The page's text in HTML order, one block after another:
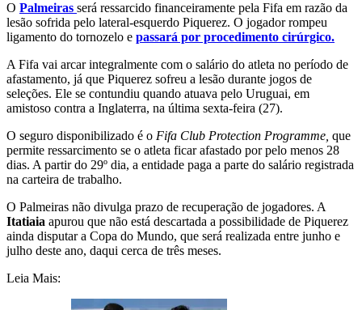
O Palmeiras será ressarcido financeiramente pela Fifa em razão da
lesão sofrida pelo lateral-esquerdo Piquerez. O jogador rompeu
ligamento do tornozelo e passará por procedimento cirúrgico.
A Fifa vai arcar integralmente com o salário do atleta no período de
afastamento, já que Piquerez sofreu a lesão durante jogos de
seleções. Ele se contundiu quando atuava pelo Uruguai, em
amistoso contra a Inglaterra, na última sexta-feira (27).
O seguro disponibilizado é o Fifa Club Protection Programme, que
permite ressarcimento se o atleta ficar afastado por pelo menos 28
dias. A partir do 29º dia, a entidade paga a parte do salário registrada
na carteira de trabalho.
O Palmeiras não divulga prazo de recuperação de jogadores. A
Itatiaia apurou que não está descartada a possibilidade de Piquerez
ainda disputar a Copa do Mundo, que será realizada entre junho e
julho deste ano, daqui cerca de três meses.
Leia Mais: